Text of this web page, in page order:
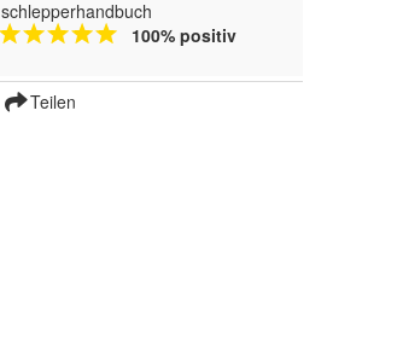
schlepperhandbuch
100% positiv
Teilen